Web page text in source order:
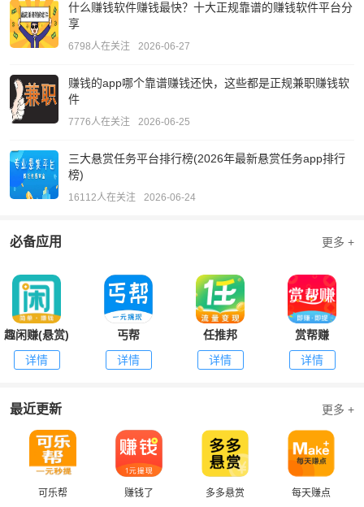
什么赚钱软件赚钱最快？十大正规靠谱的赚钱软件平台分
享
6798人在关注 2026-06-27
赚钱的app哪个靠谱赚钱还快，这些都是正规兼职赚钱软
件
7776人在关注 2026-06-25
三大悬赏任务平台排行榜(2026年最新悬赏任务app排行
榜)
16112人在关注 2026-06-24
必备应用 更多 +
趣闲赚(悬赏)
详情
丐帮
详情
任推邦
详情
赏帮赚
详情
最近更新 更多 +
可乐帮 赚钱了 多多悬赏 每天赚点